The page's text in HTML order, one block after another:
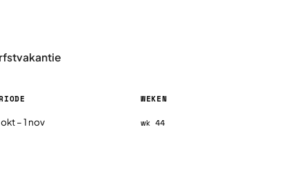
per regio
WEKEN
– 1 nov wk 44